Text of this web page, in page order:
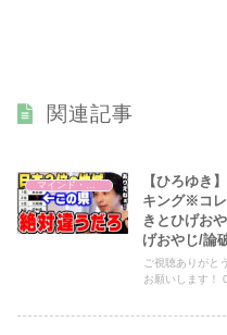
関連記事
マインド・哲学
【ひろゆき
キング※コ
きとひげお
げおやじ/論
ご視聴ありがと
お願いします！